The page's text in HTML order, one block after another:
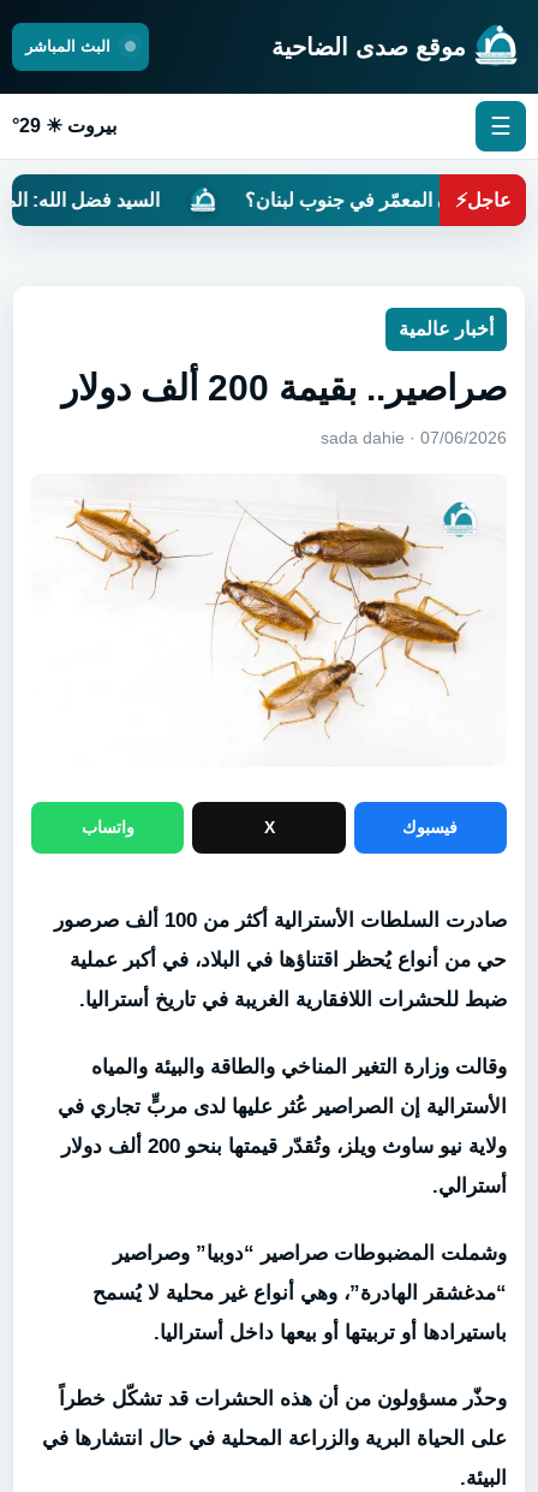
موقع صدى الضاحية البث المباشر
☰ بيروت ☀ 29°
عاجل⚡
المعمّر في جنوب لبنان؟ السيد فضل الله:
أخبار عالمية
صراصير.. بقيمة 200 ألف دولار
07/06/2026 · sada dahie
فيسبوك X واتساب
صادرت السلطات الأسترالية أكثر من 100 ألف صرصور
حي من أنواع يُحظر اقتناؤها في البلاد، في أكبر عملية
ضبط للحشرات اللافقارية الغريبة في تاريخ أستراليا.
وقالت وزارة التغير المناخي والطاقة والبيئة والمياه
الأسترالية إن الصراصير عُثر عليها لدى مربٍّ تجاري في
ولاية نيو ساوث ويلز، وتُقدّر قيمتها بنحو 200 ألف دولار
أسترالي.
وشملت المضبوطات صراصير “دوبيا” وصراصير
“مدغشقر الهادرة”، وهي أنواع غير محلية لا يُسمح
باستيرادها أو تربيتها أو بيعها داخل أستراليا.
وحذّر مسؤولون من أن هذه الحشرات قد تشكّل خطراً
على الحياة البرية والزراعة المحلية في حال انتشارها في
البيئة.